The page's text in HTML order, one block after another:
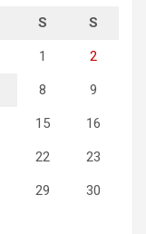
S S
1 2
8 9
15 16
22 23
29 30